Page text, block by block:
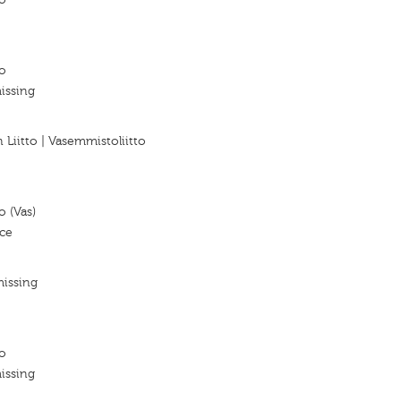
Liitto | Vasemmistoliitto
(Vas)